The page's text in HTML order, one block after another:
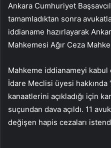
Ankara Cumhuriyet
tamamladıktan sonra
iddianame hazırlayarak
Mahkemesi Ağır Ceza
Mahkeme iddianameyi
İdare Meclisi üyesi hakkında
kanaatlerini açıkladığı için
suçundan dava açıldı. 11
değişen hapis cezaları